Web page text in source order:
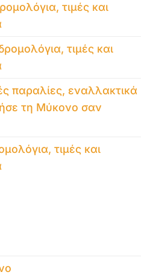
τιμές και
τιμές και
παραλίες, εναλλακτικά
τη Μύκονο σαν
τιμές και